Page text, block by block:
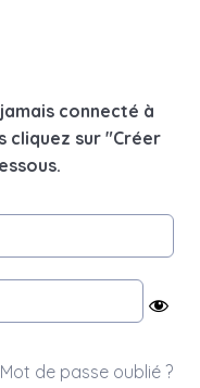
connecté à
sur "Créer
Mot de passe oublié ?